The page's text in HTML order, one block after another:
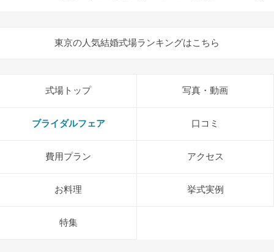
東京の人気結婚式場ランキングはこちら
式場トップ 写真・動画
ブライダルフェア 口コミ
費用プラン アクセス
お料理 挙式実例
特集